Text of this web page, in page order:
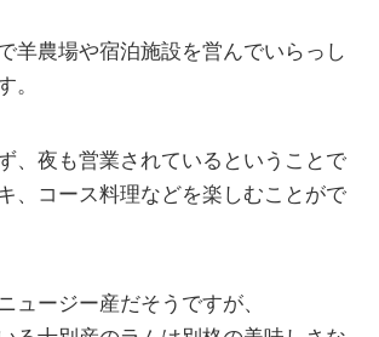
羊農場や宿泊施設を営んでいらっし
。
、夜も営業されているということで
、コース料理などを楽しむことがで
ュージー産だそうですが、